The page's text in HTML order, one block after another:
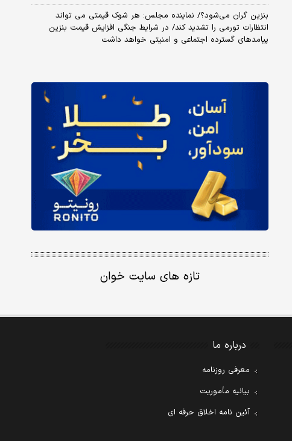
بنزین گران می‌شود؟/ نماینده مجلس: هر شوک قیمتی می تواند
انتظارات تورمی را تشدید کند/ در شرایط جنگی افزایش قیمت بنزین
پیامدهای گسترده اجتماعی و امنیتی خواهد داشت
تازه های سایت خوان
درباره ما
معرفی روزنامه
بیانیه مأموریت
آئین نامه اخلاق حرفه ای